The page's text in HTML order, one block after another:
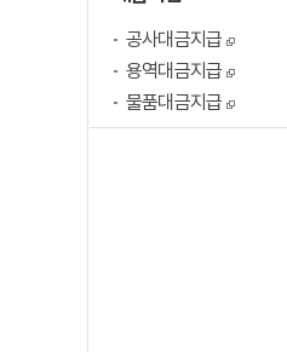
공사대금지급
용역대금지급
물품대금지급